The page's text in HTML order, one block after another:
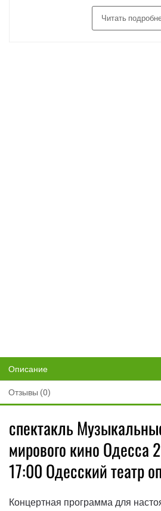
Читать
Описание
Отзывы (0)
спектакль
мирового кино Одесса
17:00 Одесский театр
Концертная программа для